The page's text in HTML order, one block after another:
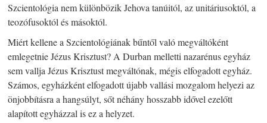
Szcientológia nem különbözik Jehova tanúitól, az unitáriusoktól, a
teozófusoktól és másoktól.
Miért kellene a Szcientológiának bűntől való megváltóként
emlegetnie Jézus Krisztust? A Durban melletti nazarénus egyház
sem vallja Jézus Krisztust megváltónak, mégis elfogadott egyház.
Számos, egyházként elfogadott újabb vallási mozgalom helyezi az
önjobbításra a hangsúlyt, sőt néhány hosszabb idővel ezelőtt
alapított egyházzal is ez a helyzet.